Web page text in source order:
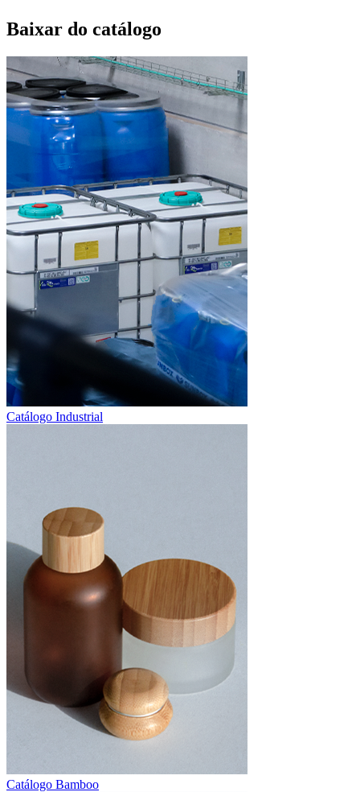
Baixar do catálogo
Catálogo Industrial
Catálogo Bamboo